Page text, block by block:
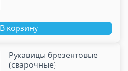
В корзину
Рукавицы брезентовые
(сварочные)